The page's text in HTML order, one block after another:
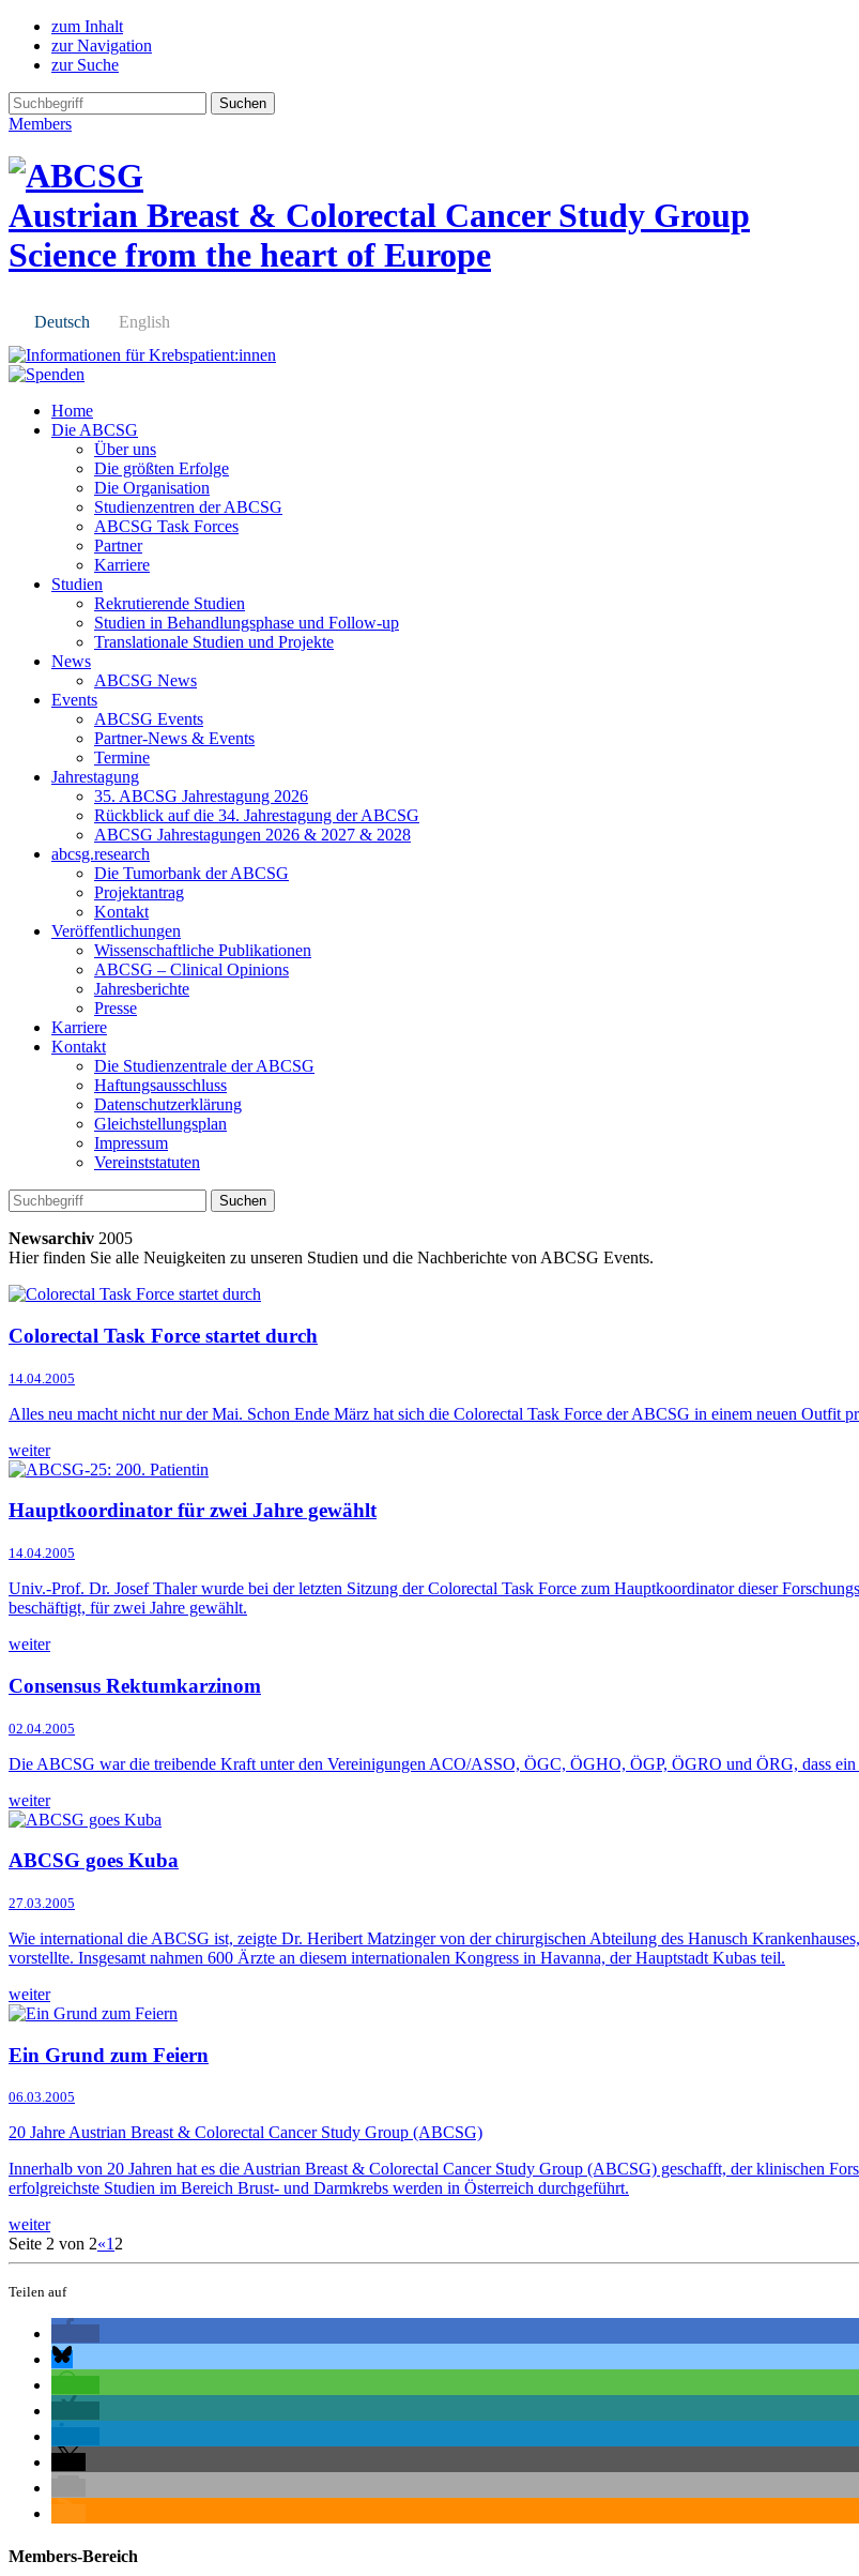
zum Inhalt
zur Navigation
zur Suche
Members
Austrian Breast & Colorectal Cancer Study Group
Science from the heart of Europe
Deutsch English
Home
Die ABCSG
Über uns
Die größten Erfolge
Die Organisation
Studienzentren der ABCSG
ABCSG Task Forces
Partner
Karriere
Studien
Rekrutierende Studien
Studien in Behandlungsphase und Follow-up
Translationale Studien und Projekte
News
ABCSG News
Events
ABCSG Events
Partner-News & Events
Termine
Jahrestagung
35. ABCSG Jahrestagung 2026
Rückblick auf die 34. Jahrestagung der ABCSG
ABCSG Jahrestagungen 2026 & 2027 & 2028
abcsg.research
Die Tumorbank der ABCSG
Projektantrag
Kontakt
Veröffentlichungen
Wissenschaftliche Publikationen
ABCSG – Clinical Opinions
Jahresberichte
Presse
Karriere
Kontakt
Die Studienzentrale der ABCSG
Haftungsausschluss
Datenschutzerklärung
Gleichstellungsplan
Impressum
Vereinststatuten
Newsarchiv 2005
Hier finden Sie alle Neuigkeiten zu unseren Studien und die Nachberichte von ABCSG Events.
Colorectal Task Force startet durch
14.04.2005
Alles neu macht nicht nur der Mai. Schon Ende März hat sich die Colorectal Task Force der ABCSG in einem neuen Outfit
weiter
Hauptkoordinator für zwei Jahre gewählt
14.04.2005
Univ.-Prof. Dr. Josef Thaler wurde bei der letzten Sitzung der Colorectal Task Force zum Hauptkoordinator dieser
beschäftigt, für zwei Jahre gewählt.
weiter
Consensus Rektumkarzinom
02.04.2005
Die ABCSG war die treibende Kraft unter den Vereinigungen ACO/ASSO, ÖGC, ÖGHO, ÖGP, ÖGRO und ÖRG, dass ein
weiter
ABCSG goes Kuba
27.03.2005
Wie international die ABCSG ist, zeigte Dr. Heribert Matzinger von der chirurgischen Abteilung des Hanusch
vorstellte. Insgesamt nahmen 600 Ärzte an diesem internationalen Kongress in Havanna, der Hauptstadt Kubas teil.
weiter
Ein Grund zum Feiern
06.03.2005
20 Jahre Austrian Breast & Colorectal Cancer Study Group (ABCSG)
Innerhalb von 20 Jahren hat es die Austrian Breast & Colorectal Cancer Study Group (ABCSG) geschafft, der klinischen
erfolgreichste Studien im Bereich Brust- und Darmkrebs werden in Österreich durchgeführt.
weiter
Seite 2 von 2«1 2
Teilen auf
Members-Bereich